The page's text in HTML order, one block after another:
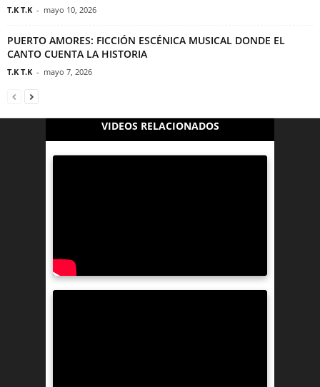
T.K T.K - mayo 10, 2026
PUERTO AMORES: FICCIÓN ESCÉNICA MUSICAL DONDE EL
CANTO CUENTA LA HISTORIA
T.K T.K - mayo 7, 2026
VIDEOS RELACIONADOS